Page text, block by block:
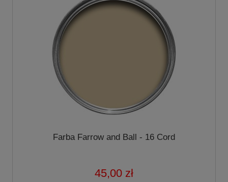
Farba Farrow and Ball - 16 Cord
45,00 zł